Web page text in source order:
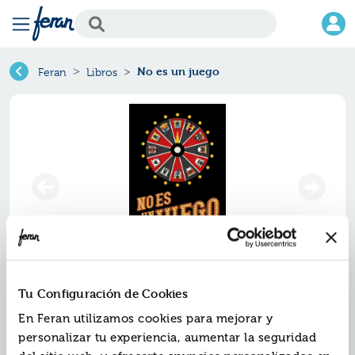
Tu Configuración de Cookies
En Feran utilizamos cookies para mejorar y
personalizar tu experiencia, aumentar la seguridad
Feran Libros No es un juego
No es un juego
Ref. ZED-4072752
ISBN:9788414072752